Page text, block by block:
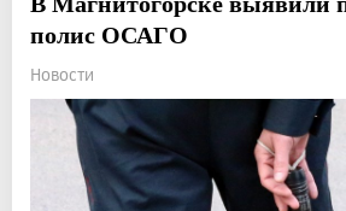
полис ОСАГО
Новости